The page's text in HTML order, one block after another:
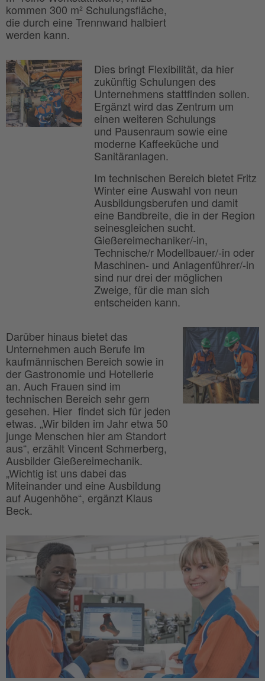
kommen 300 m² Schulungsfläche,
die durch eine Trennwand halbiert
werden kann.
Dies bringt Flexibilität, da hier
zukünftig Schulungen des
Unternehmens stattfinden sollen.
Ergänzt wird das Zentrum um
einen weiteren Schulungs
und Pausenraum sowie eine
moderne Kaffeeküche und
Sanitäranlagen.
Im technischen Bereich bietet Fritz
Winter eine Auswahl von neun
Ausbildungsberufen und damit
eine Bandbreite, die in der Region
seinesgleichen sucht.
Gießereimechaniker/-in,
Technische/r Modellbauer/-in oder
Maschinen- und Anlagenführer/-in
sind nur drei der möglichen
Zweige, für die man sich
entscheiden kann.
Darüber hinaus bietet das
Unternehmen auch Berufe im
kaufmännischen Bereich sowie in
der Gastronomie und Hotellerie
an. Auch Frauen sind im
technischen Bereich sehr gern
gesehen. Hier findet sich für jeden
etwas. „Wir bilden im Jahr etwa 50
junge Menschen hier am Standort
aus“, erzählt Vincent Schmerberg,
Ausbilder Gießereimechanik.
„Wichtig ist uns dabei das
Miteinander und eine Ausbildung
auf Augenhöhe“, ergänzt Klaus
Beck.